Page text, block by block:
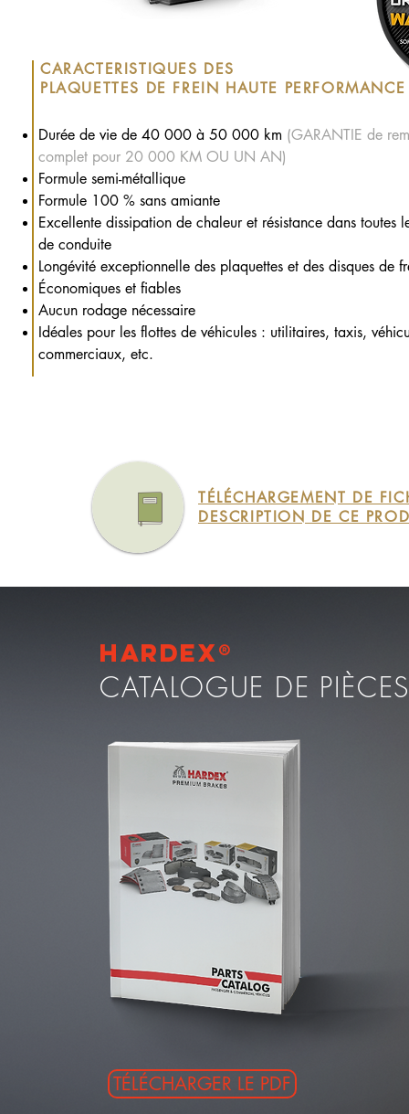
CARACTERISTIQUES DES
PLAQUETTES DE FREIN HAUTE PERFORMANCE
Durée de vie de 40 000 à 50 000 km (GARANTIE de
complet pour 20 000 KM OU UN AN)
Formule semi-métallique
Formule 100 % sans amiante
Excellente dissipation de chaleur et résistance dans toutes
de conduite
Longévité exceptionnelle des plaquettes et des disques de
Économiques et fiables
Aucun rodage nécessaire
Idéales pour les flottes de véhicules : utilitaires, taxis,
commerciaux, etc.
TÉLÉCHARGEMENT DE
DESCRIPTION DE CE
Hardex®
CATALOGUE DE
TÉLÉCHARGER LE PDF